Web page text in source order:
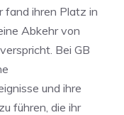
fand ihren Platz in
Abkehr von
Bei GB
und ihre
führen, die ihr